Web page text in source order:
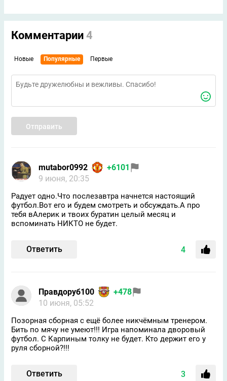
Комментарии 4
Новые Популярные Первые
Отправить
mutabor0992
+6101
9 июня, 20:35
Радует одно.Что послезавтра начнется настоящий
футбол.Вот его и будем смотреть и обсуждать.А про
тебя вАлерик и твоих буратин целый месяц и
вспоминать НИКТО не будет.
Ответить 4
Правдоруб100
+478
10 июня, 05:52
Позорная сборная с ещё более никчёмным тренером.
Бить по мячу не умеют!!! Игра напоминала дворовый
футбол. С Карпиным толку не будет. Кто держит его у
руля сборной?!!!
Ответить 3